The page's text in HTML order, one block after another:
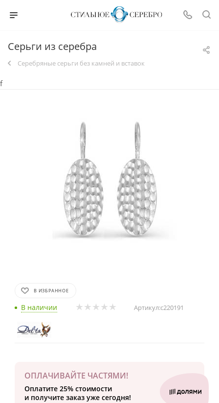
Серьги из серебра
Серебряные серьги без камней и вставок
f
В ИЗБРАННОЕ
В наличии Артикул:с220191
ОПЛАЧИВАЙТЕ ЧАСТЯМИ!
Оплатите 25% стоимости
и получите заказ уже сегодня!